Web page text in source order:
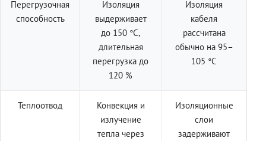
Перегрузочная
способность
Изоляция
выдерживает
до 150 °C,
длительная
перегрузка до
120 %
Изоляция
кабеля
рассчитана
обычно на 95–
105 °C
Теплоотвод
Конвекция и
излучение
тепла через
Изоляционные
слои
задерживают